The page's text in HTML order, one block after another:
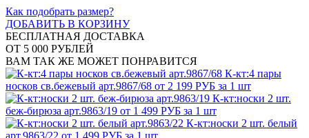
Как подобрать размер?
ДОБАВИТЬ В КОРЗИНУ
БЕСПЛАТНАЯ ДОСТАВКА
ОТ 5 000 РУБЛЕЙ
ВАМ ТАК ЖЕ МОЖЕТ ПОНРАВИТСЯ
К-кт:4 пары
носков св.бежевый арт.9867/68 от 2 199 РУБ за 1 шт
К-кт:носки 2 шт.
беж-бирюза арт.9863/19 от 1 499 РУБ за 1 шт
К-кт:носки 2 шт. белый
арт.9863/22 от 1 499 РУБ за 1 шт